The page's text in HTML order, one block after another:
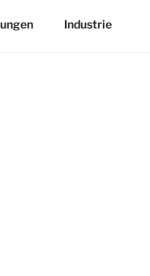
Industrie